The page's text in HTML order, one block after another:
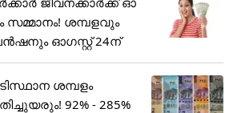
സമ്മാനം! ശമ്പളവും
ഓഗസ്റ്റ് 24ന്
ശമ്പളം
92% - 285%